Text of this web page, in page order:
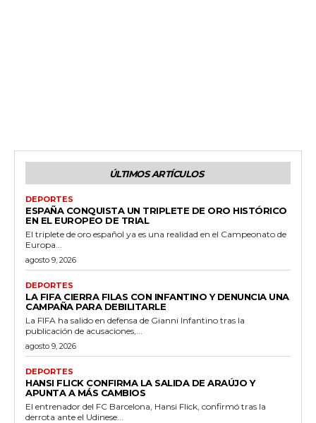
ÚLTIMOS ARTÍCULOS
DEPORTES
ESPAÑA CONQUISTA UN TRIPLETE DE ORO HISTÓRICO
EN EL EUROPEO DE TRIAL
El triplete de oro español ya es una realidad en el Campeonato de
Europa...
agosto 9, 2026
DEPORTES
LA FIFA CIERRA FILAS CON INFANTINO Y DENUNCIA UNA
CAMPAÑA PARA DEBILITARLE
La FIFA ha salido en defensa de Gianni Infantino tras la
publicación de acusaciones,...
agosto 9, 2026
DEPORTES
HANSI FLICK CONFIRMA LA SALIDA DE ARAÚJO Y
APUNTA A MÁS CAMBIOS
El entrenador del FC Barcelona, Hansi Flick, confirmó tras la
derrota ante el Udinese...